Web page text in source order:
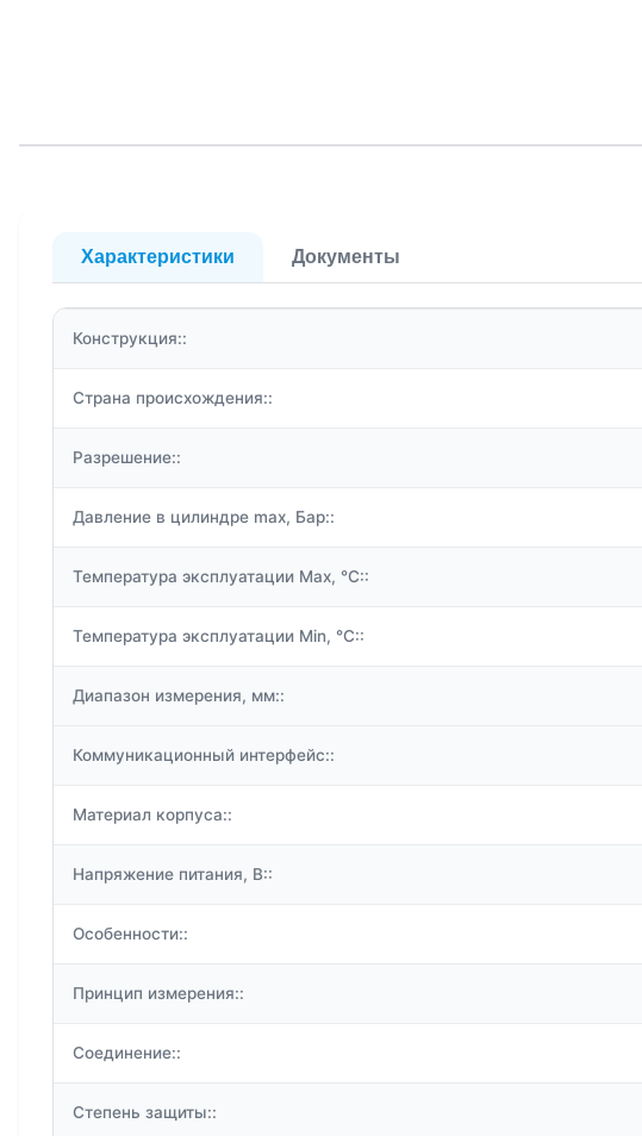
Характеристики Документы
Конструкция::
Страна происхождения::
Разрешение::
Давление в цилиндре max, Бар::
Температура эксплуатации Max, °C::
Температура эксплуатации Min, °C::
Диапазон измерения, мм::
Коммуникационный интерфейс::
Материал корпуса::
Напряжение питания, В::
Особенности::
Принцип измерения::
Соединение::
Степень защиты::